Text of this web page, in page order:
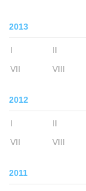
2013
I II
VII
VIII
2012
I II
VII
VIII
2011